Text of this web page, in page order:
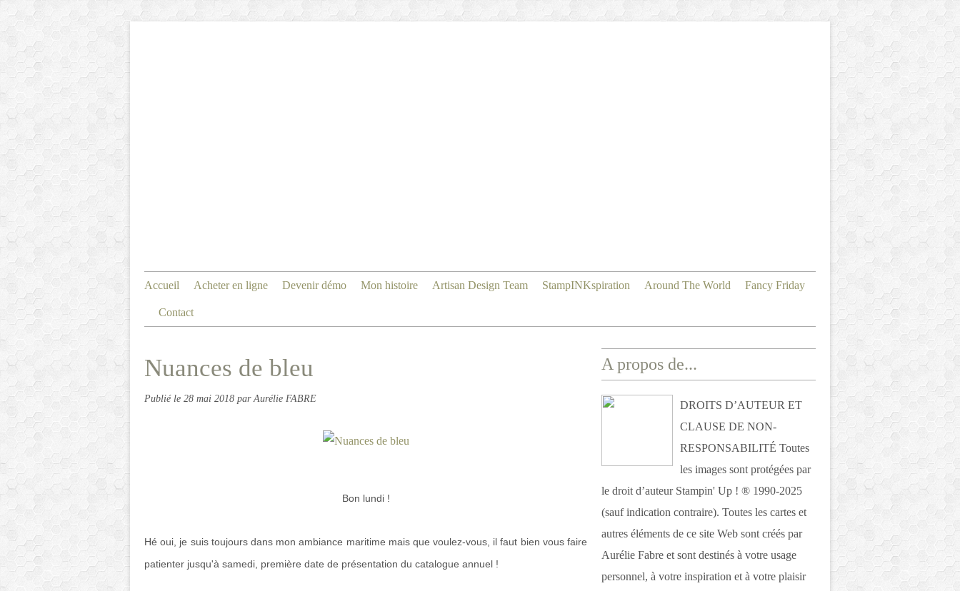
Accueil Acheter en ligne Devenir démo Mon histoire Artisan Design Team StampINKspiration Around The World Fancy Friday
Contact
Nuances de bleu
Publié le 28 mai 2018 par Aurélie FABRE
Bon lundi !
Hé oui, je suis toujours dans mon ambiance maritime mais que voulez-vous, il faut bien vous faire
patienter jusqu'à samedi, première date de présentation du catalogue annuel !
A propos de...
DROITS D’AUTEUR ET
CLAUSE DE NON-
RESPONSABILITÉ Toutes
les images sont protégées par
le droit d’auteur Stampin' Up ! ® 1990-2025
(sauf indication contraire). Toutes les cartes et
autres éléments de ce site Web sont créés par
Aurélie Fabre et sont destinés à votre usage
personnel, à votre inspiration et à votre plaisir